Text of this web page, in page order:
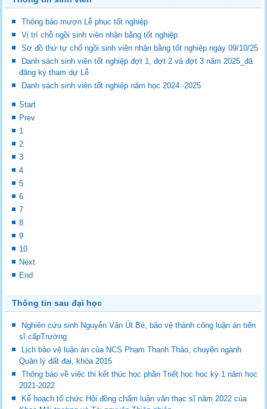
Thông báo mượn Lễ phục tốt nghiệp
Vị trí chỗ ngồi sinh viên nhận bằng tốt nghiệp
Sơ đồ thứ tự chổ ngồi sinh viên nhận bằng tốt nghiệp ngày 09/10/25
Danh sách sinh viên tốt nghiệp đợt 1, đợt 2 và đợt 3 năm 2025_đã
đăng ký tham dự Lễ
Danh sách sinh viên tốt nghiệp năm học 2024 -2025
Start
Prev
1
2
3
4
5
6
7
8
9
10
Next
End
Thông tin sau đại học
Nghiên cứu sinh Nguyễn Văn Út Bé, bảo vệ thành công luận án tiến
sĩ cấpTrường
Lịch bảo vệ luận án của NCS Phạm Thanh Thảo, chuyên ngành
Quản lý đất đai, khóa 2015
Thông báo về việc thi kết thúc học phần Triết học học kỳ 1 năm học
2021-2022
Kế hoạch tổ chức Hội đồng chấm luận văn thạc sĩ năm 2022 của